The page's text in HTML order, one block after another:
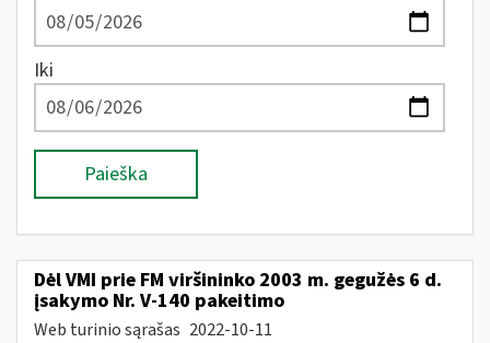
Iki
Paieška
Dėl VMI prie FM viršininko 2003 m. gegužės 6 d.
įsakymo Nr. V-140 pakeitimo
Web turinio sąrašas 2022-10-11